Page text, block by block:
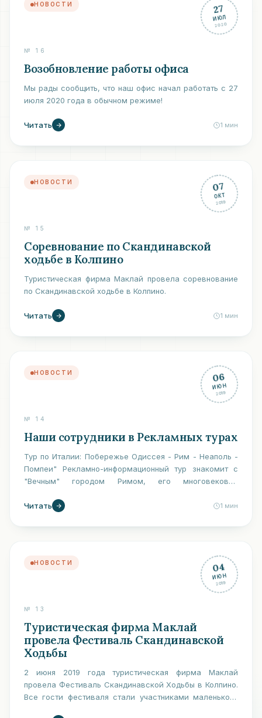
НОВОСТИ 27
ИЮЛ
2020
№16
Возобновление работы офиса
Мы рады сообщить, что наш офис начал работать с 27
июля 2020 года в обычном режиме!
Читать 1 мин
НОВОСТИ 07
ОКТ
2019
№15
Соревнование по Скандинавской
ходьбе в Колпино
Туристическая фирма Маклай провела соревнование
по Скандинавской ходьбе в Колпино.
Читать 1 мин
НОВОСТИ 06
ИЮН
2019
№14
Наши сотрудники в Рекламных турах
Тур по Италии: Побережье Одиссея - Рим - Неаполь -
Помпеи" Рекламно-информационный тур знакомит с
"Вечным" городом Римом, его многовековой
Читать
1 мин
НОВОСТИ 04
ИЮН
2019
№13
Туристическая фирма Маклай
провела Фестиваль Скандинавской
Ходьбы
2 июня 2019 года туристическая фирма Маклай
провела Фестиваль Скандинавской Ходьбы в Колпино.
Все гости фестиваля стали участниками маленького